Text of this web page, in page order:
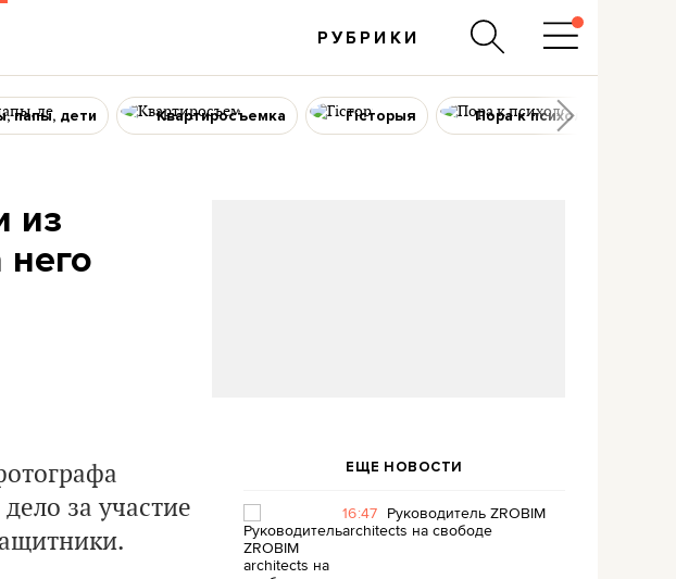
РУБРИКИ
папы, дети Квартиросъемка Гісторыя Пора к психологу
из
за участие
ЕЩЕ НОВОСТИ
16:47 Руководитель ZROBIM
architects на свободе